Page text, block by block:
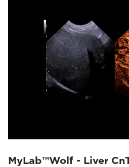
MyLab™Wolf - Liver